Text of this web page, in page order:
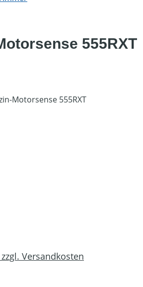
555RXT
Versandkosten